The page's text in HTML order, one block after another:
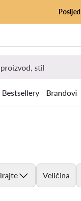
Bestsellery Brandovi
Veličina